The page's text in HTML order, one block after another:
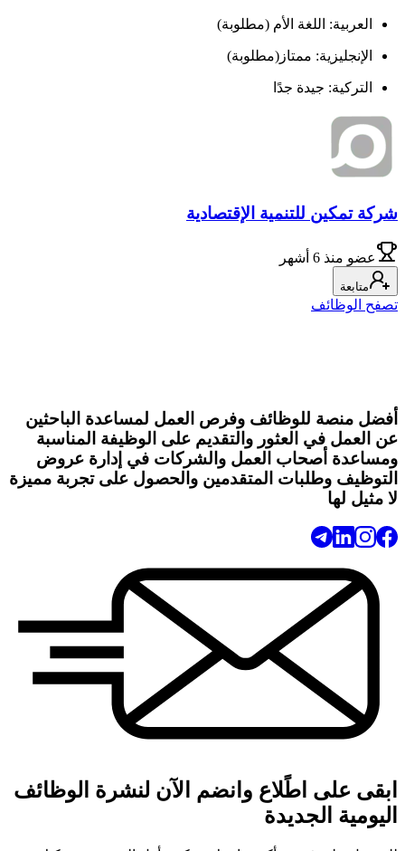
العربية: اللغة الأم (مطلوبة)
الإنجليزية: ممتاز(مطلوبة)
التركية: جيدة جدًا
شركة تمكين للتنمية الإقتصادية
عضو منذ 6 أشهر
متابعة
تصفح الوظائف
أفضل منصة للوظائف وفرص العمل لمساعدة الباحثين
عن العمل في العثور والتقديم على الوظيفة المناسبة
ومساعدة أصحاب العمل والشركات في إدارة عروض
التوظيف وطلبات المتقدمين والحصول على تجربة مميزة
لا مثيل لها
ابقى على اطًلاع وانضم الآن لنشرة الوظائف
اليومية الجديدة